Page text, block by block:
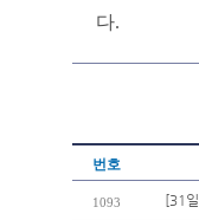
다.
번호
1093 [31